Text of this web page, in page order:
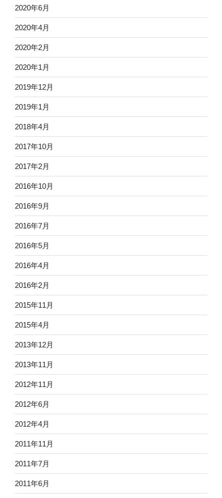
2020年6月
2020年4月
2020年2月
2020年1月
2019年12月
2019年1月
2018年4月
2017年10月
2017年2月
2016年10月
2016年9月
2016年7月
2016年5月
2016年4月
2016年2月
2015年11月
2015年4月
2013年12月
2013年11月
2012年11月
2012年6月
2012年4月
2011年11月
2011年7月
2011年6月